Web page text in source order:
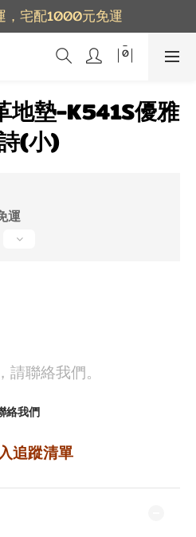
，宅配1000元免運
地墊-K541S優雅
(小)
運
聯絡我們。
絡我們
追蹤清單